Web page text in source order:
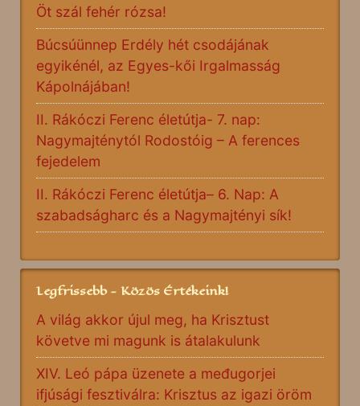
Öt szál fehér rózsa!
Búcsúünnep Erdély hét csodájának
egyikénél, az Egyes-kői Irgalmasság
Kápolnájában!
II. Rákóczi Ferenc életútja- 7. nap:
Nagymajténytól Rodostóig – A ferences
fejedelem
II. Rákóczi Ferenc életútja– 6. Nap: A
szabadságharc és a Nagymajtényi sík!
Legfrissebb - Közös Értékeink!
A világ akkor újul meg, ha Krisztust
követve mi magunk is átalakulunk
XIV. Leó pápa üzenete a međugorjei
ifjúsági fesztiválra: Krisztus az igazi öröm